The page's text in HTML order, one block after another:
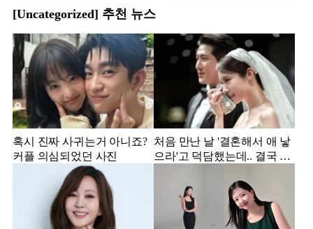
[Uncategorized] 추천 뉴스
혹시 진짜 사귀는거 아니죠?
커플 의심되었던 사진
처음 만난 날 '결혼해서 애 낳
으라'고 덕담했는데.. 결국 이